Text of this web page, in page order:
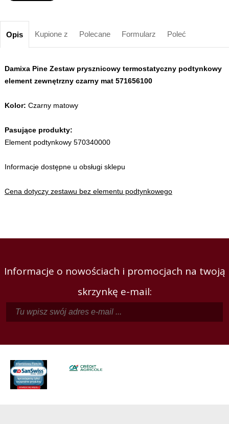
Opis Kupione z Polecane Formularz Poleć
Damixa Pine Zestaw prysznicowy termostatyczny podtynkowy
element zewnętrzny czarny mat 571656100
Kolor: Czarny matowy
Pasujące produkty:
Element podtynkowy 570340000
Informacje dostępne u obsługi sklepu
Cena dotyczy zestawu bez elementu podtynkowego
Informacje o nowościach i promocjach na twoją
skrzynkę e-mail: